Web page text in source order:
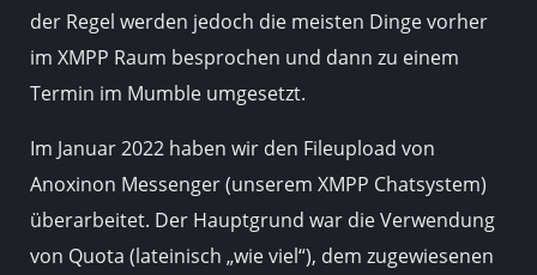
der Regel werden jedoch die meisten Dinge vorher
im XMPP Raum besprochen und dann zu einem
Termin im Mumble umgesetzt.
Im Januar 2022 haben wir den Fileupload von
Anoxinon Messenger (unserem XMPP Chatsystem)
überarbeitet. Der Hauptgrund war die Verwendung
von Quota (lateinisch „wie viel“), dem zugewiesenen